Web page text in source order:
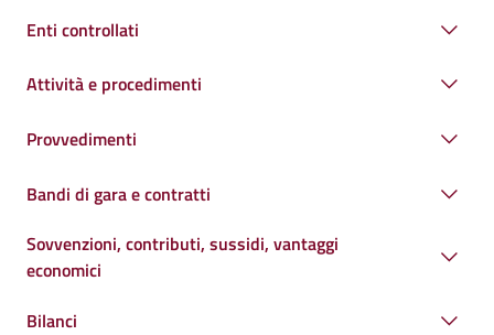
Enti controllati
Attività e procedimenti
Provvedimenti
Bandi di gara e contratti
Sovvenzioni, contributi, sussidi, vantaggi
economici
Bilanci